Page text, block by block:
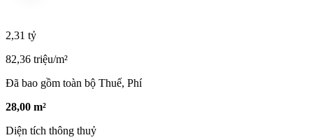
2,31 tỷ
82,36 triệu/m²
Đã bao gồm toàn bộ Thuế, Phí
28,00 m²
Diện tích thông thuỷ